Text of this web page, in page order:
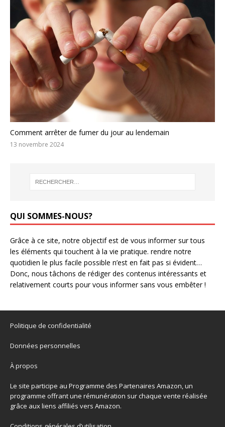
Comment arrêter de fumer du jour au lendemain
13 novembre 2024
QUI SOMMES-NOUS?
Grâce à ce site, notre objectif est de vous informer sur tous
les éléments qui touchent à la vie pratique. rendre notre
quotidien le plus facile possible n’est en fait pas si évident…
Donc, nous tâchons de rédiger des contenus intéressants et
relativement courts pour vous informer sans vous embêter !
Politique de confidentialité
Données personnelles
À propos
Le site participe au Programme des Partenaires Amazon, un
programme offrant une rémunération sur chaque vente réalisée
grâce aux liens affiliés vers Amazon.